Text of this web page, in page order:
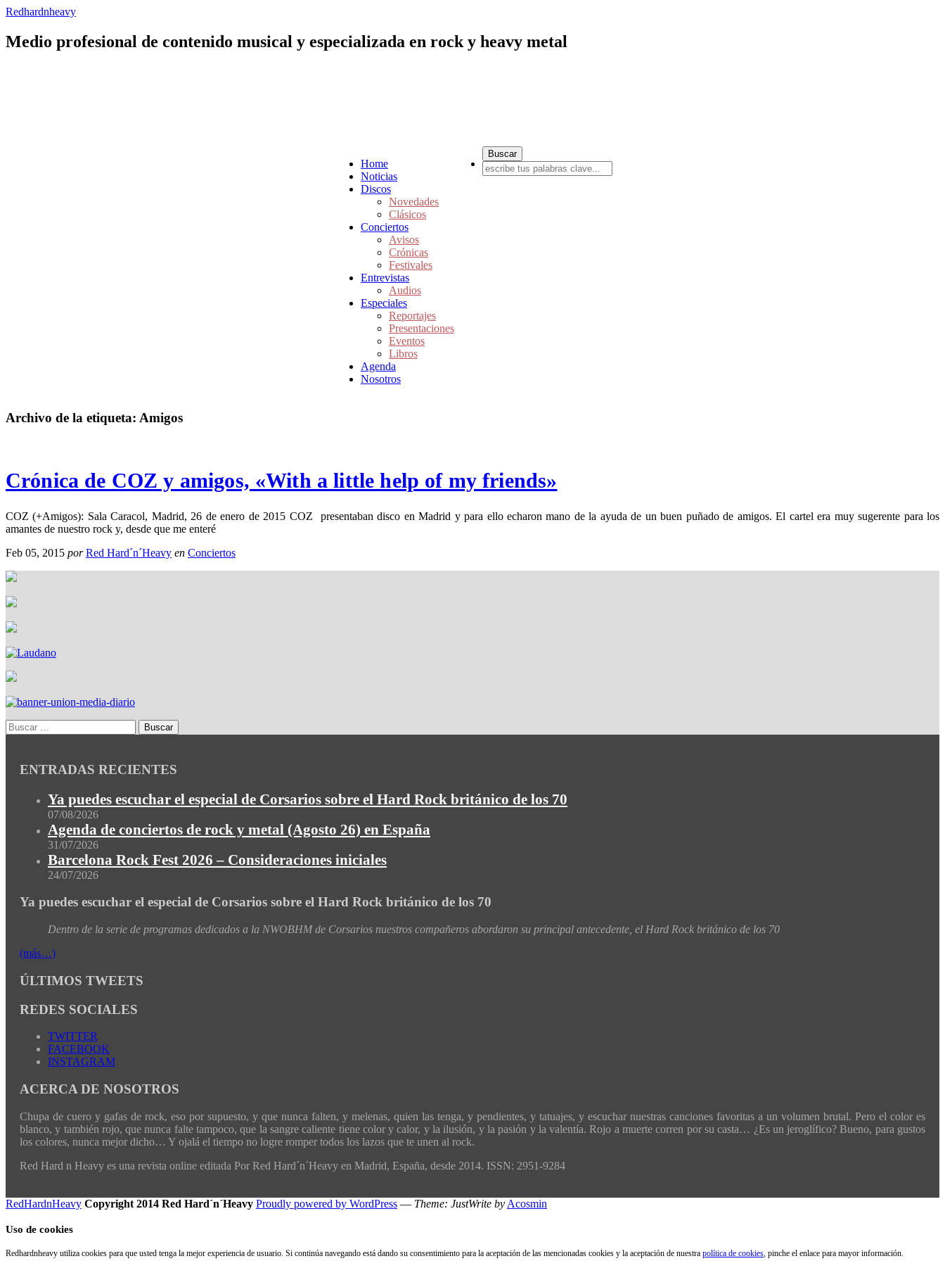
Redhardnheavy
Medio profesional de contenido musical y especializada en rock y heavy metal
Home
Noticias
Discos
Novedades
Clásicos
Conciertos
Avisos
Crónicas
Festivales
Entrevistas
Audios
Especiales
Reportajes
Presentaciones
Eventos
Libros
Agenda
Nosotros
Archivo de la etiqueta: Amigos
Crónica de COZ y amigos, «With a little help of my friends»
COZ (+Amigos): Sala Caracol, Madrid, 26 de enero de 2015 COZ presentaban disco en Madrid y para ello echaron mano de la ayuda de un buen puñado de amigos. El cartel era muy sugerente para los
amantes de nuestro rock y, desde que me enteré
Feb 05, 2015 por Red Hard´n´Heavy en Conciertos
ENTRADAS RECIENTES
Ya puedes escuchar el especial de Corsarios sobre el Hard Rock británico de los 70
07/08/2026
Agenda de conciertos de rock y metal (Agosto 26) en España
31/07/2026
Barcelona Rock Fest 2026 – Consideraciones iniciales
24/07/2026
Ya puedes escuchar el especial de Corsarios sobre el Hard Rock británico de los 70
Dentro de la serie de programas dedicados a la NWOBHM de Corsarios nuestros compañeros abordaron su principal antecedente, el Hard Rock británico de los 70
(más…)
ÚLTIMOS TWEETS
REDES SOCIALES
TWITTER
FACEBOOK
INSTAGRAM
ACERCA DE NOSOTROS
Chupa de cuero y gafas de rock, eso por supuesto, y que nunca falten, y melenas, quien las tenga, y pendientes, y tatuajes, y escuchar nuestras canciones favoritas a un volumen brutal. Pero el color es
blanco, y también rojo, que nunca falte tampoco, que la sangre caliente tiene color y calor, y la ilusión, y la pasión y la valentía. Rojo a muerte corren por su casta… ¿Es un jeroglífico? Bueno, para gustos
los colores, nunca mejor dicho… Y ojalá el tiempo no logre romper todos los lazos que te unen al rock.
Red Hard n Heavy es una revista online editada Por Red Hard´n´Heavy en Madrid, España, desde 2014. ISSN: 2951-9284
RedHardnHeavy Copyright 2014 Red Hard´n´Heavy Proudly powered by WordPress — Theme: JustWrite by Acosmin
Uso de cookies
Redhardnheavy utiliza cookies para que usted tenga la mejor experiencia de usuario. Si continúa navegando está dando su consentimiento para la aceptación de las mencionadas cookies y la aceptación de nuestra política de cookies , pinche el enlace para mayor información.